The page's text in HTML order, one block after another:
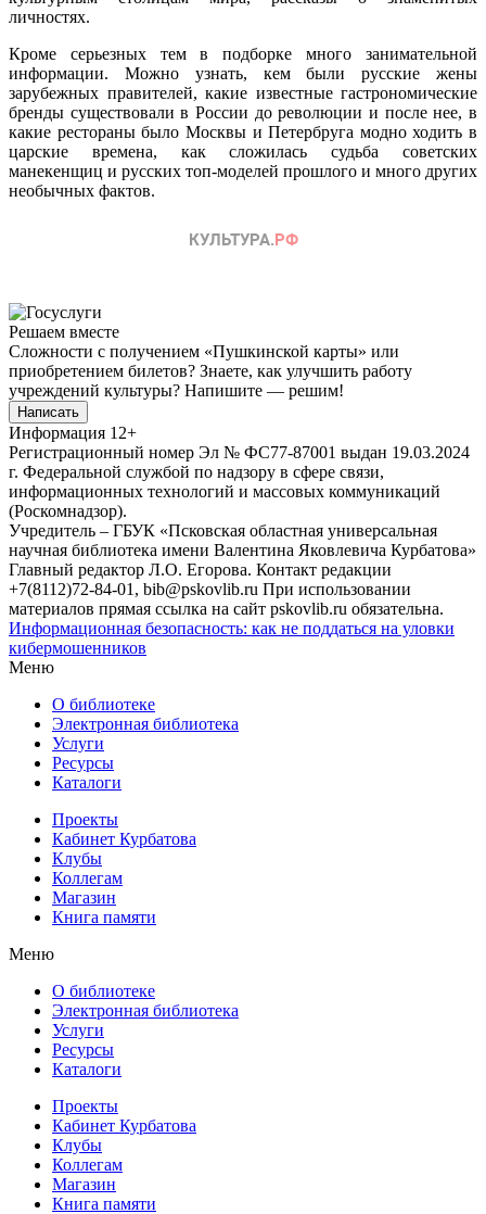
личностях.
Кроме серьезных тем в подборке много занимательной
информации. Можно узнать, кем были русские жены
зарубежных правителей, какие известные гастрономические
бренды существовали в России до революции и после нее, в
какие рестораны было Москвы и Петербруга модно ходить в
царские времена, как сложилась судьба советских
манекенщиц и русских топ-моделей прошлого и много других
необычных фактов.
Решаем вместе
Сложности с получением «Пушкинской карты» или
приобретением билетов? Знаете, как улучшить работу
учреждений культуры? Напишите — решим!
Написать
Информация 12+
Регистрационный номер Эл № ФС77-87001 выдан 19.03.2024
г. Федеральной службой по надзору в сфере связи,
информационных технологий и массовых коммуникаций
(Роскомнадзор).
Учредитель – ГБУК «Псковская областная универсальная
научная библиотека имени Валентина Яковлевича Курбатова»
Главный редактор Л.О. Егорова. Контакт редакции
+7(8112)72-84-01, bib@pskovlib.ru При использовании
материалов прямая ссылка на сайт pskovlib.ru обязательна.
Информационная безопасность: как не поддаться на уловки
кибермошенников
Меню
О библиотеке
Электронная библиотека
Услуги
Ресурсы
Каталоги
Проекты
Кабинет Курбатова
Клубы
Коллегам
Магазин
Книга памяти
Меню
О библиотеке
Электронная библиотека
Услуги
Ресурсы
Каталоги
Проекты
Кабинет Курбатова
Клубы
Коллегам
Магазин
Книга памяти